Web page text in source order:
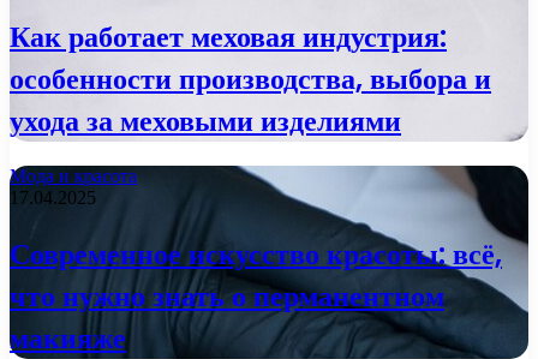
Как работает меховая индустрия:
особенности производства, выбора и
ухода за меховыми изделиями
Мода и красота
17.04.2025
Современное искусство красоты: всё,
что нужно знать о перманентном
макияже